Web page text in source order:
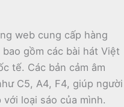
web cung cấp hàng
bao gồm các bài hát Việt
tế. Các bản cảm âm
C5, A4, F4, giúp người
loại sáo của mình.